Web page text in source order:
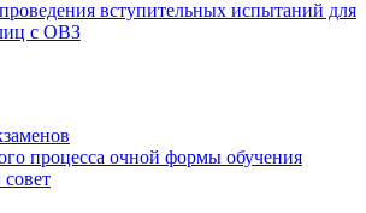
вступительных испытаний для
с ОВЗ
процесса очной формы обучения